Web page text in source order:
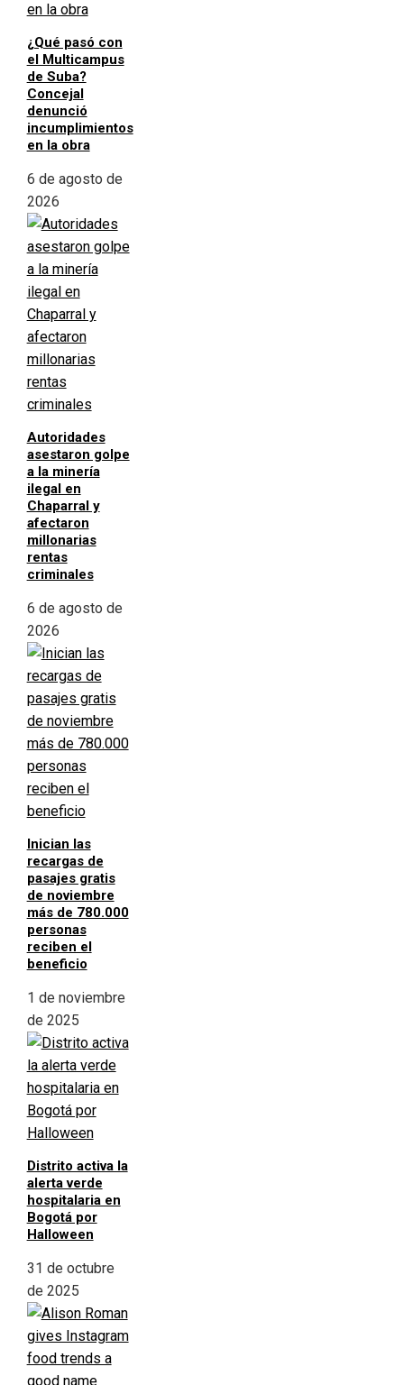
¿Qué pasó con
el Multicampus
de Suba?
Concejal
denunció
incumplimientos
en la obra
6 de agosto de
2026
Autoridades
asestaron golpe
a la minería
ilegal en
Chaparral y
afectaron
millonarias
rentas
criminales
6 de agosto de
2026
Inician las
recargas de
pasajes gratis
de noviembre
más de 780.000
personas
reciben el
beneficio
1 de noviembre
de 2025
Distrito activa la
alerta verde
hospitalaria en
Bogotá por
Halloween
31 de octubre
de 2025